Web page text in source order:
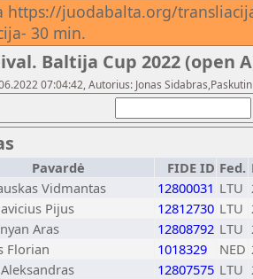
https://juodabalta.org/
30 min.
Baltija Cup 2022 (open
07:04:42, Autorius: Jonas
Pavardė FIDE ID Fed.
Vidmantas 12800031 LTU
Pijus 12812730 LTU
Aras 12808792 LTU
Florian 1018329 NED
12807575 LTU